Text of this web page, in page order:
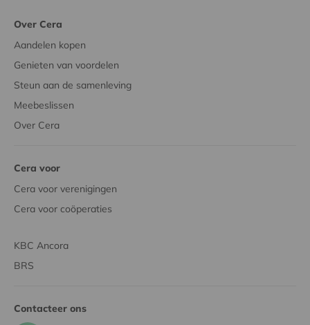
Over Cera
Aandelen kopen
Genieten van voordelen
Steun aan de samenleving
Meebeslissen
Over Cera
Cera voor
Cera voor verenigingen
Cera voor coöperaties
KBC Ancora
BRS
Contacteer ons